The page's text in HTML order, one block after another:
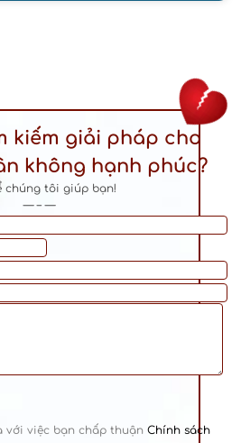
kiếm giải pháp cho
không hạnh phúc?
chúng tôi giúp bạn!
— – —
với việc bạn chấp thuận Chính sách